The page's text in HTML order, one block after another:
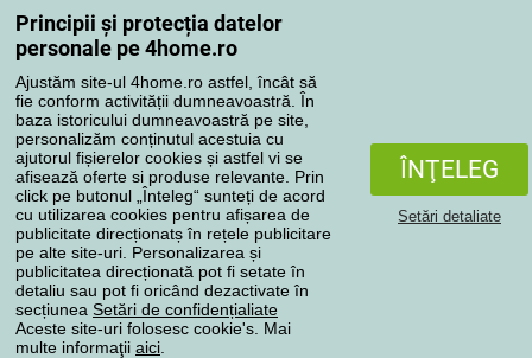
Principii și protecția datelor
personale pe 4home.ro
Ajustăm site-ul 4home.ro astfel, încât să
fie conform activității dumneavoastră. În
baza istoricului dumneavoastră pe site,
personalizăm conținutul acestuia cu
ajutorul fișierelor cookies și astfel vi se
afisează oferte si produse relevante. Prin
click pe butonul „Înteleg“ sunteți de acord
cu utilizarea cookies pentru afișarea de
publicitate direcționatș în rețele publicitare
pe alte site-uri. Personalizarea și
publicitatea direcționată pot fi setate în
detaliu sau pot fi oricând dezactivate în
secțiunea Setări de confidențialiate
Aceste site-uri folosesc cookie's. Mai
multe informaţii aici
ÎNŢELEG
Setări detaliate
Reclamaţii
Retragere de la contract
Regulile de procesare a recenziilor
Metode de transport
Metode de plată
Magazin de încredere